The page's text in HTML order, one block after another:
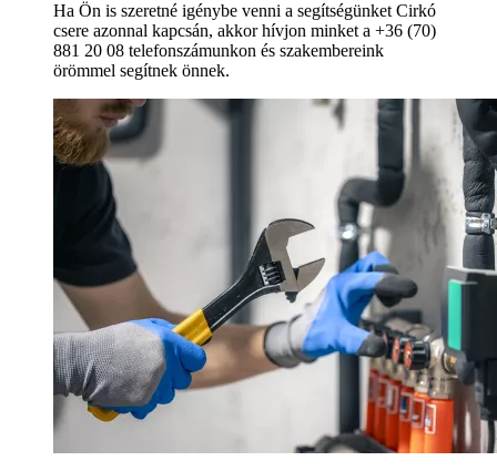
Ha Ön is szeretné igénybe venni a segítségünket Cirkó
csere azonnal kapcsán, akkor hívjon minket a +36 (70)
881 20 08 telefonszámunkon és szakembereink
örömmel segítnek önnek.